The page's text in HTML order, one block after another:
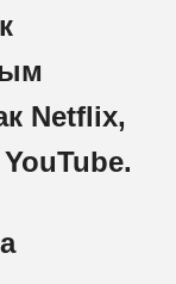
Netflix,